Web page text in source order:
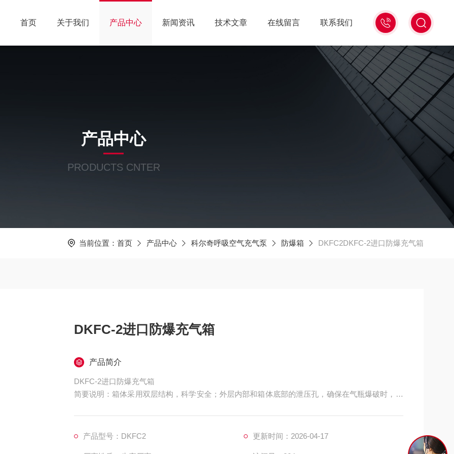
15006471345
首页 关于我们 产品中心 新闻资讯 技术文章 在线留言 联系我们
产品中心
PRODUCTS CNTER
当前位置： 首页 产品中心 科尔奇呼吸空气充气泵 防爆箱 DKFC2DKFC-2进口防爆充气箱
DKFC-2进口防爆充气箱
产品简介
DKFC-2进口防爆充气箱
简要说明：箱体采用双层结构，科学安全；外层内部和箱体底部的泄压孔，确保在气瓶爆破时，人
产品型号：DKFC2
更新时间：2026-04-17